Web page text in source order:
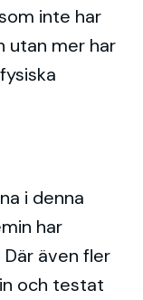
inte har
utan mer har
i denna
har
även fler
och testat